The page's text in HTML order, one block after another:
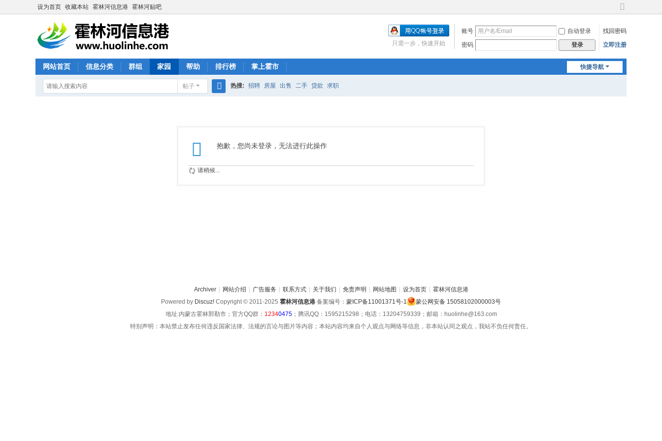
设为首页 收藏本站 霍林河信息港 霍林河贴吧
切
到
宽
账号 自动登录
找回密码
密码
登录 立即注册
只需一步，快速开始
快捷导航
网站首页 信息分类 群组 家园 帮助 排行榜 掌上霍市
帖子 热搜: 招聘 房屋 出售 二手 贷款 求职
抱歉，您尚未登录，无法进行此操作
请稍候...
Archiver 网站介绍 广告服务 联系方式 关于我们 免责声明 网站地图 设为首页
霍林河信息港
Powered by Discuz! Copyright © 2011-2025 霍林河信息港 备案编号： 蒙ICP备11001371号-1
蒙公网安备 15058102000003号
地址:内蒙古霍林郭勒市；官方QQ群： 12340475；腾讯QQ：1595215298；电话：13204759339；邮箱：huolinhe@163.com
特别声明：本站禁止发布任何违反国家法律、法规的言论与图片等内容；本站内容均来自个人观点与网络等信息，非本站认同之观点，我站不负任何责任。